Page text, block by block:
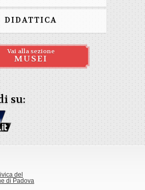
DIDATTICA
Vai alla sezione
MUSEI
su:
del
di Padova